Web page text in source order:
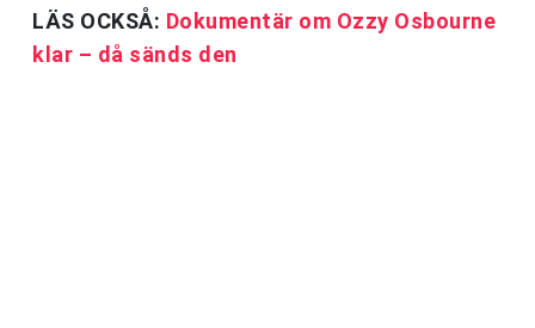
LÄS OCKSÅ: Dokumentär om Ozzy Osbourne
klar – då sänds den